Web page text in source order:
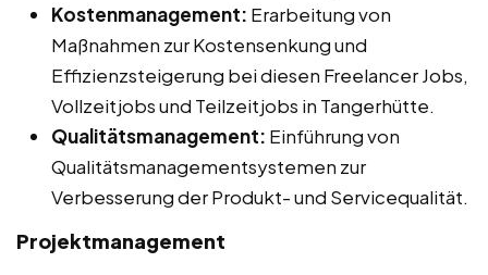
Kostenmanagement: Erarbeitung von
Maßnahmen zur Kostensenkung und
Effizienzsteigerung bei diesen Freelancer Jobs,
Vollzeitjobs und Teilzeitjobs in Tangerhütte.
Qualitätsmanagement: Einführung von
Qualitätsmanagementsystemen zur
Verbesserung der Produkt- und Servicequalität.
Projektmanagement